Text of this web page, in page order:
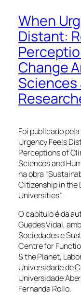
When
Distant:
Change
Foi publicado
Urgency Feels
Perceptions of
Sciences and
na obra
Citizenship in the
Universities”.
O capítulo é da
Guedes Vidal,
Sociedades e
Centre for
& the Planet,
Universidade de
Universidade
Fernanda Rollo.